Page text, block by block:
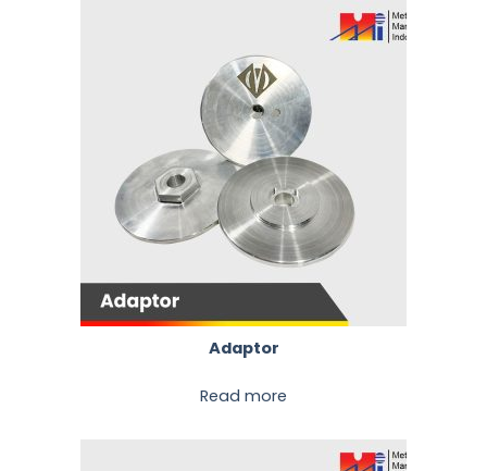
Adaptor
Read more